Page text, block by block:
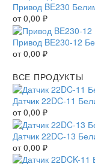
Привод BE230
от0,00 ₽
Привод BE230-12
от0,00 ₽
ВСЕ ПРОДУКТЫ
Датчик 22DC-11
от0,00 ₽
Датчик 22DC-13
от0,00 ₽